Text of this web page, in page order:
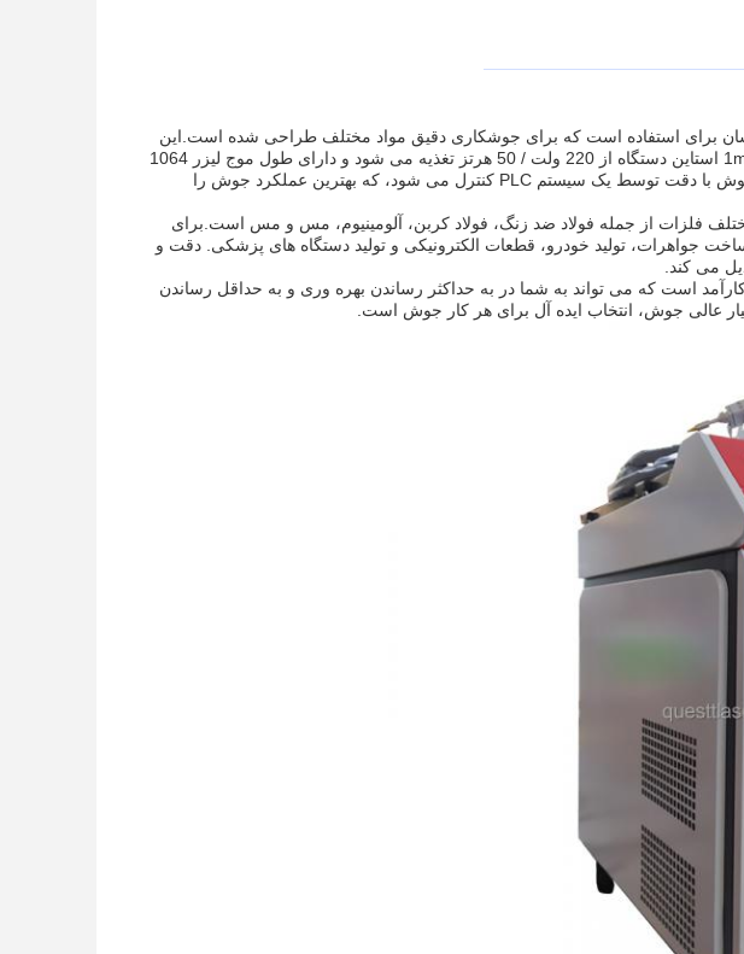
برای استفاده است که برای جوشکاری دقیق مواد مختلف طراحی شده است.این
دستگاه جوشکاری قادر به ارائه یک عمق جوشکاری حداکثر 1mm استاین دستگاه از 220 ولت / 50 هرتز تغذیه می شود و دارای طول موج لیزر 1064
نانومتری با کیفیت پرتو عالی M2 < 1 است.5همچنین، فرآیند جوش با دقت توسط یک سیستم PLC کنترل می شود، که بهترین عملکرد جوش را
فلزات از جمله فولاد ضد زنگ، فولاد کربن، آلومینیوم، مس و مس است.برای
جواهرات، تولید خودرو، قطعات الکترونیکی و تولید دستگاه های پزشکی. دقت و
می کند.
است که می تواند به شما در به حداکثر رساندن بهره وری و به حداقل رساندن
عالی جوش، انتخاب ایده آل برای هر کار جوش است.